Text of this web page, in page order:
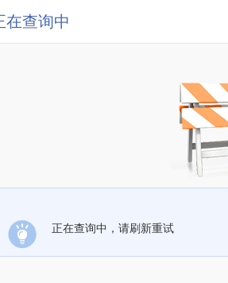
在查询中
正在查询中，请刷新重试